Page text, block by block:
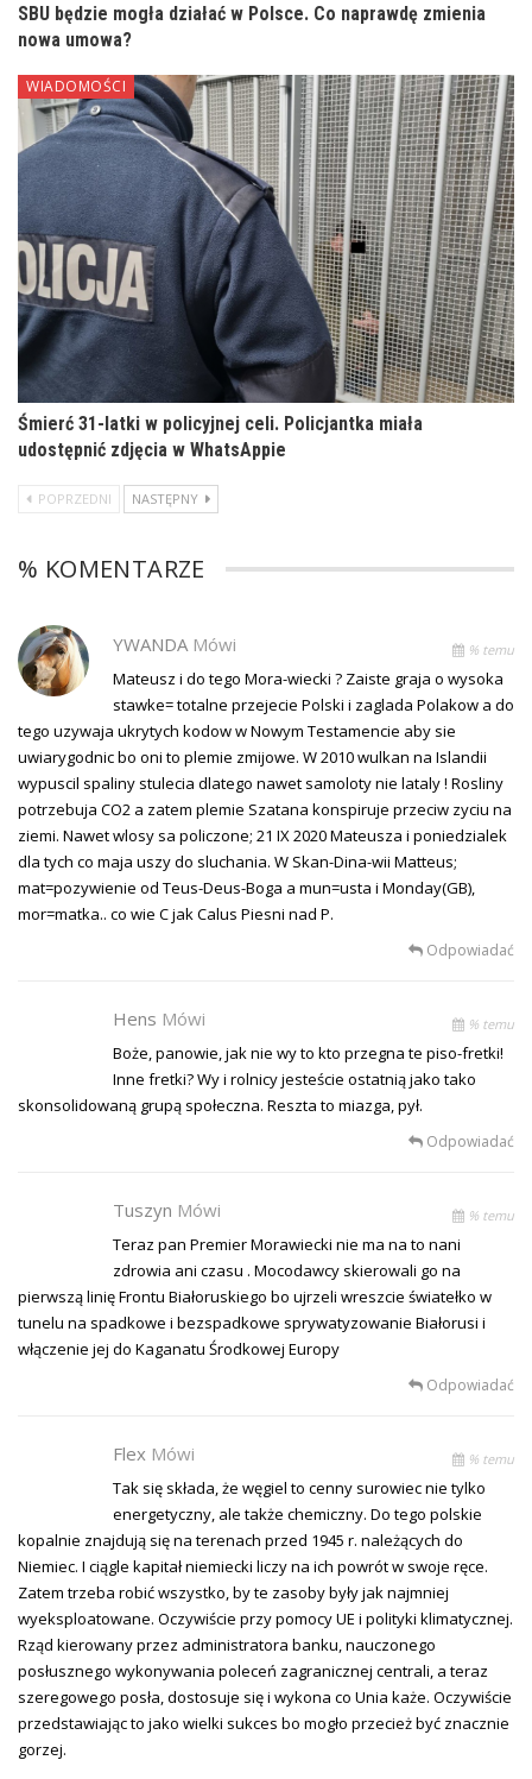
SBU będzie mogła działać w Polsce. Co naprawdę zmienia
nowa umowa?
WIADOMOŚCI
Śmierć 31-latki w policyjnej celi. Policjantka miała
udostępnić zdjęcia w WhatsAppie
POPRZEDNI NASTĘPNY
% KOMENTARZE
YWANDA Mówi % temu
Mateusz i do tego Mora-wiecki ? Zaiste graja o wysoka
stawke= totalne przejecie Polski i zaglada Polakow a do
tego uzywaja ukrytych kodow w Nowym Testamencie aby sie
uwiarygodnic bo oni to plemie zmijowe. W 2010 wulkan na Islandii
wypuscil spaliny stulecia dlatego nawet samoloty nie lataly ! Rosliny
potrzebuja CO2 a zatem plemie Szatana konspiruje przeciw zyciu na
ziemi. Nawet wlosy sa policzone; 21 IX 2020 Mateusza i poniedzialek
dla tych co maja uszy do sluchania. W Skan-Dina-wii Matteus;
mat=pozywienie od Teus-Deus-Boga a mun=usta i Monday(GB),
mor=matka.. co wie C jak Calus Piesni nad P.
Odpowiadać
Hens Mówi % temu
Boże, panowie, jak nie wy to kto przegna te piso-fretki!
Inne fretki? Wy i rolnicy jesteście ostatnią jako tako
skonsolidowaną grupą społeczna. Reszta to miazga, pył.
Odpowiadać
Tuszyn Mówi % temu
Teraz pan Premier Morawiecki nie ma na to nani
zdrowia ani czasu . Mocodawcy skierowali go na
pierwszą linię Frontu Białoruskiego bo ujrzeli wreszcie światełko w
tunelu na spadkowe i bezspadkowe sprywatyzowanie Białorusi i
włączenie jej do Kaganatu Środkowej Europy
Odpowiadać
Flex Mówi % temu
Tak się składa, że węgiel to cenny surowiec nie tylko
energetyczny, ale także chemiczny. Do tego polskie
kopalnie znajdują się na terenach przed 1945 r. należących do
Niemiec. I ciągle kapitał niemiecki liczy na ich powrót w swoje ręce.
Zatem trzeba robić wszystko, by te zasoby były jak najmniej
wyeksploatowane. Oczywiście przy pomocy UE i polityki klimatycznej.
Rząd kierowany przez administratora banku, nauczonego
posłusznego wykonywania poleceń zagranicznej centrali, a teraz
szeregowego posła, dostosuje się i wykona co Unia każe. Oczywiście
przedstawiając to jako wielki sukces bo mogło przecież być znacznie
gorzej.